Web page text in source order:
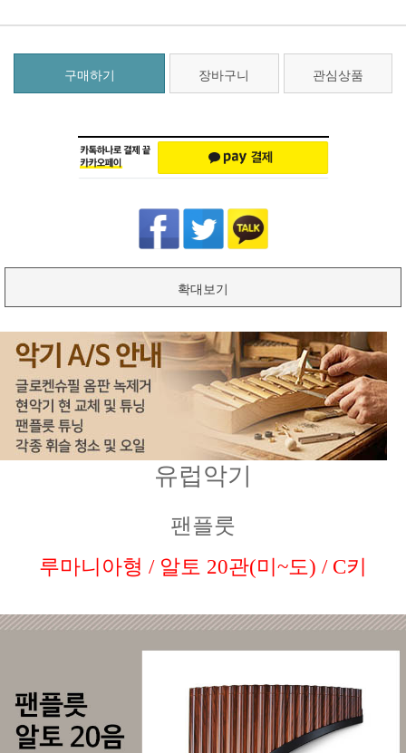
구매하기 장바구니 관심상품
확대보기
유럽악기
팬플룻
루마니아형 / 알토 20관(미~도) / C키